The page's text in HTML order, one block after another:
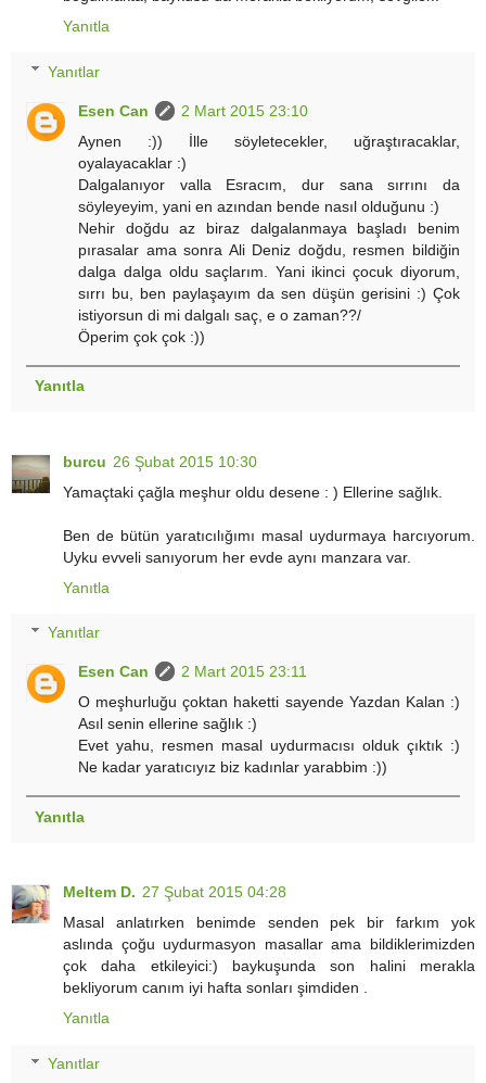
Yanıtla
Yanıtlar
Esen Can
2 Mart 2015 23:10
Aynen :)) İlle söyletecekler, uğraştıracaklar,
oyalayacaklar :)
Dalgalanıyor valla Esracım, dur sana sırrını da
söyleyeyim, yani en azından bende nasıl olduğunu :)
Nehir doğdu az biraz dalgalanmaya başladı benim
pırasalar ama sonra Ali Deniz doğdu, resmen bildiğin
dalga dalga oldu saçlarım. Yani ikinci çocuk diyorum,
sırrı bu, ben paylaşayım da sen düşün gerisini :) Çok
istiyorsun di mi dalgalı saç, e o zaman??/
Öperim çok çok :))
Yanıtla
burcu 26 Şubat 2015 10:30
Yamaçtaki çağla meşhur oldu desene : ) Ellerine sağlık.
Ben de bütün yaratıcılığımı masal uydurmaya harcıyorum.
Uyku evveli sanıyorum her evde aynı manzara var.
Yanıtla
Yanıtlar
Esen Can
2 Mart 2015 23:11
O meşhurluğu çoktan haketti sayende Yazdan Kalan :)
Asıl senin ellerine sağlık :)
Evet yahu, resmen masal uydurmacısı olduk çıktık :)
Ne kadar yaratıcıyız biz kadınlar yarabbim :))
Yanıtla
Meltem D. 27 Şubat 2015 04:28
Masal anlatırken benimde senden pek bir farkım yok
aslında çoğu uydurmasyon masallar ama bildiklerimizden
çok daha etkileyici:) baykuşunda son halini merakla
bekliyorum canım iyi hafta sonları şimdiden .
Yanıtla
Yanıtlar